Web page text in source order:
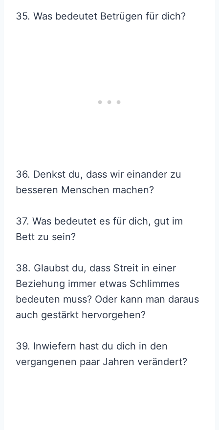
35. Was bedeutet Betrügen für dich?
36. Denkst du, dass wir einander zu
besseren Menschen machen?
37. Was bedeutet es für dich, gut im
Bett zu sein?
38. Glaubst du, dass Streit in einer
Beziehung immer etwas Schlimmes
bedeuten muss? Oder kann man daraus
auch gestärkt hervorgehen?
39. Inwiefern hast du dich in den
vergangenen paar Jahren verändert?